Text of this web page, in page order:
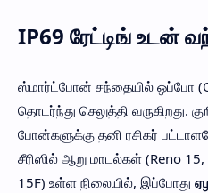
IP69 ரேட்டிங் உடன்
ஸ்மார்ட்போன் சந்தையில் ஒப்போ
தொடர்ந்து செலுத்தி வருகிறது.
போன்களுக்கு தனி ரசிகர்
சீரிஸில் ஆறு மாடல்கள் (Reno
15F) உள்ள நிலையில், இப்போது